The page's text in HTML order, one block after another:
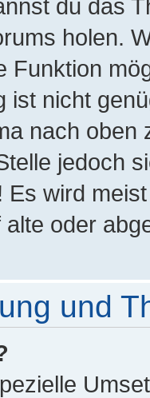
du das
holen.
Funktion
ist nicht
nach oben
jedoch
Es wird
oder
und